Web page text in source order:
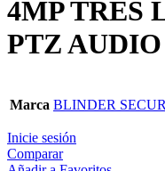
4MP TRES
PTZ AUDIO
Marca BLINDER
Inicie sesión
Comparar